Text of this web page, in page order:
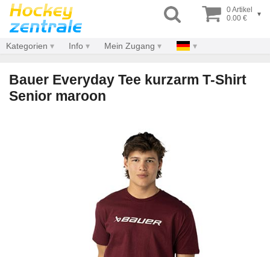
0 Artikel
0.00 €
▾
Kategorien Info Mein Zugang
Bauer Everyday Tee kurzarm T-Shirt
Senior maroon